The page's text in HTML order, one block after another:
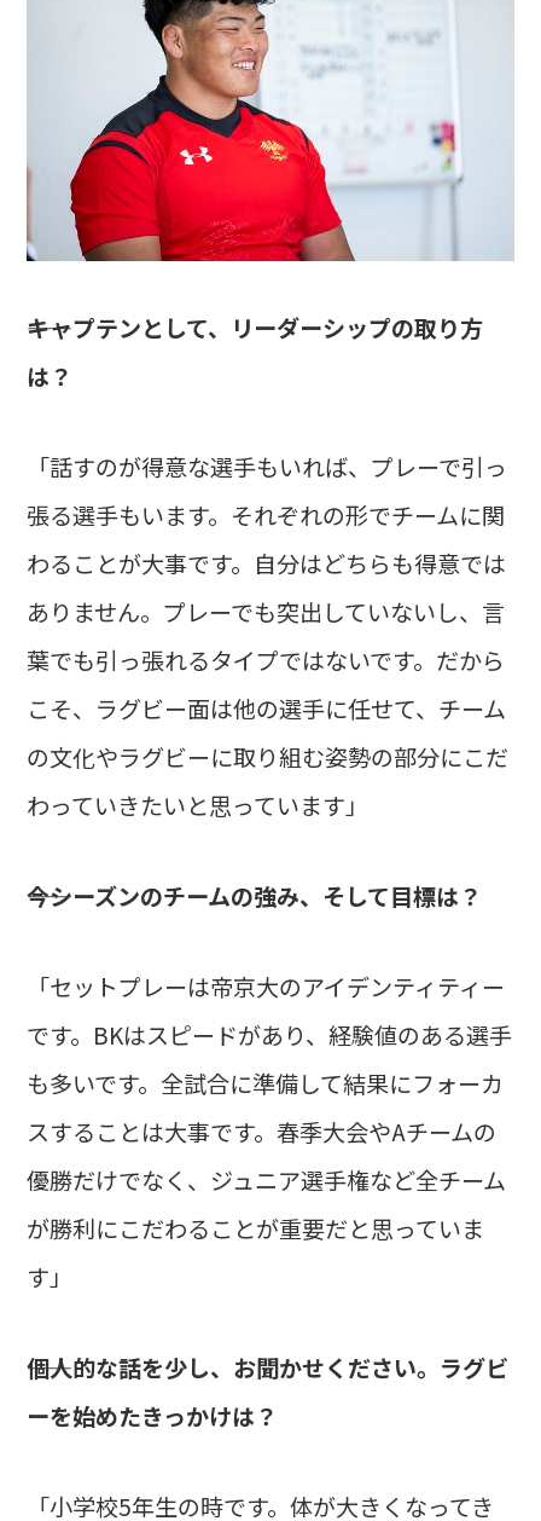
――キャプテンとして、リーダーシップの取り方
は？
「話すのが得意な選手もいれば、プレーで引っ
張る選手もいます。それぞれの形でチームに関
わることが大事です。自分はどちらも得意では
ありません。プレーでも突出していないし、言
葉でも引っ張れるタイプではないです。だから
こそ、ラグビー面は他の選手に任せて、チーム
の文化やラグビーに取り組む姿勢の部分にこだ
わっていきたいと思っています」
――今シーズンのチームの強み、そして目標は？
「セットプレーは帝京大のアイデンティティー
です。BKはスピードがあり、経験値のある選手
も多いです。全試合に準備して結果にフォーカ
スすることは大事です。春季大会やAチームの
優勝だけでなく、ジュニア選手権など全チーム
が勝利にこだわることが重要だと思っていま
す」
――個人的な話を少し、お聞かせください。ラグビ
ーを始めたきっかけは？
「小学校5年生の時です。体が大きくなってき